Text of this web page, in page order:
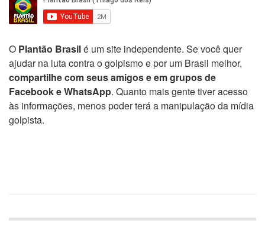
O Plantão Brasilé um site independente. Se você quer
ajudar na luta contra o golpismo e por um Brasil melhor,
compartilhe com seus amigos e em grupos de
Facebook e WhatsApp. Quanto mais gente tiver acesso
às informações, menos poder terá a manipulação da mídia
golpista.